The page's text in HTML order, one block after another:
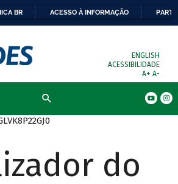
BR ACESSO À INFORMAÇÃO
ENGLISH
ACESSIBILIDADE
A+ A-
do